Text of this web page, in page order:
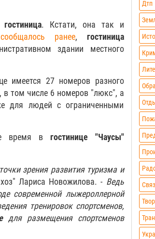
. Кстати, она так и
сообщалось ранее, гостиница
здании местного
имеется 27 номеров разного
в том числе 6 номеров "люкс", а
для людей с ограниченными
время в гостинице "Чаусы"
зрения развития туризма и
Лариса Новожилова. - Ведь
современной лыжероллерной
тренировок спортсменов,
для размещения спортсменов
Дтп